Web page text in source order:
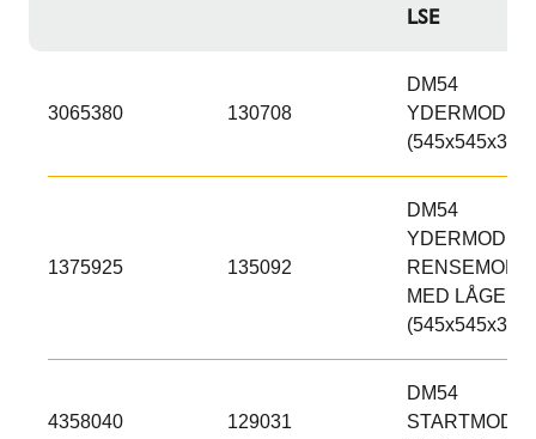
LSE
3065380 130708
DM54
YDERMODUL
(545x545x300)
1375925 135092
DM54
YDERMODUL,
MED LÅGE
(545x545x300)
4358040 129031
DM54